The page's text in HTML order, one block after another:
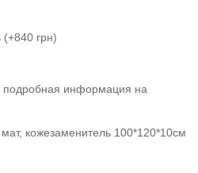
(+840 грн)
подробная информация на
кожезаменитель 100*120*10см